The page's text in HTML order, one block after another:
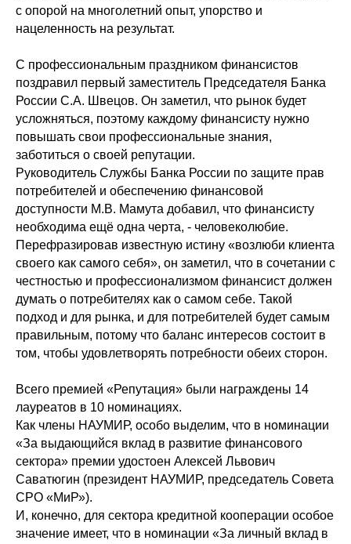
с опорой на многолетний опыт, упорство и
нацеленность на результат.
С профессиональным праздником финансистов
поздравил первый заместитель Председателя Банка
России С.А. Швецов. Он заметил, что рынок будет
усложняться, поэтому каждому финансисту нужно
повышать свои профессиональные знания,
заботиться о своей репутации.
Руководитель Службы Банка России по защите прав
потребителей и обеспечению финансовой
доступности М.В. Мамута добавил, что финансисту
необходима ещё одна черта, - человеколюбие.
Перефразировав известную истину «возлюби клиента
своего как самого себя», он заметил, что в сочетании с
честностью и профессионализмом финансист должен
думать о потребителях как о самом себе. Такой
подход и для рынка, и для потребителей будет самым
правильным, потому что баланс интересов состоит в
том, чтобы удовлетворять потребности обеих сторон.
Всего премией «Репутация» были награждены 14
лауреатов в 10 номинациях.
Как члены НАУМИР, особо выделим, что в номинации
«За выдающийся вклад в развитие финансового
сектора» премии удостоен Алексей Львович
Саватюгин (президент НАУМИР, председатель Совета
СРО «МиР»).
И, конечно, для сектора кредитной кооперации особое
значение имеет, что в номинации «За личный вклад в